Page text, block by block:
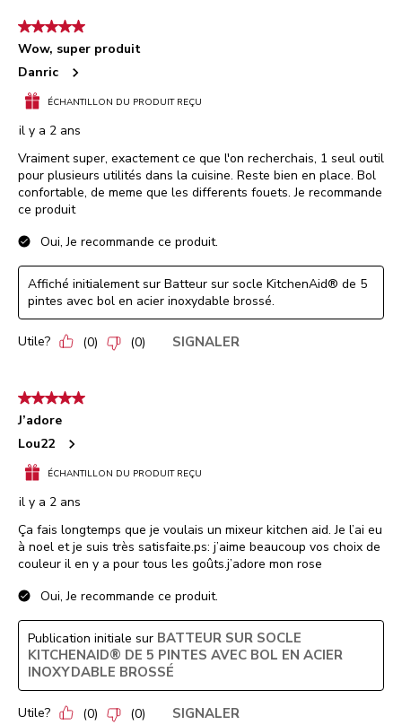
5 étoile(s) sur 5.
Wow, super produit
Danric
ÉCHANTILLON DU PRODUIT REÇU
il y a 2 ans
Vraiment super, exactement ce que l'on recherchais, 1 seul outil
pour plusieurs utilités dans la cuisine. Reste bien en place. Bol
confortable, de meme que les differents fouets. Je recommande
ce produit
Oui, Je recommande ce produit.
Affiché initialement sur Batteur sur socle KitchenAid® de 5
pintes avec bol en acier inoxydable brossé.
Utile? (0) (0) SIGNALER
5 étoile(s) sur 5.
J’adore
Lou22
ÉCHANTILLON DU PRODUIT REÇU
il y a 2 ans
Ça fais longtemps que je voulais un mixeur kitchen aid. Je l’ai eu
à noel et je suis très satisfaite.ps: j’aime beaucoup vos choix de
couleur il en y a pour tous les goûts.j’adore mon rose
Oui, Je recommande ce produit.
Publication initiale sur BATTEUR SUR SOCLE
KITCHENAID® DE 5 PINTES AVEC BOL EN ACIER
INOXYDABLE BROSSÉ
Utile? (0) (0) SIGNALER